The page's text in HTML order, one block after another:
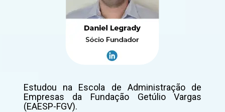
Estudou na Escola de Administração de
Empresas da Fundação Getúlio Vargas
(EAESP-FGV).